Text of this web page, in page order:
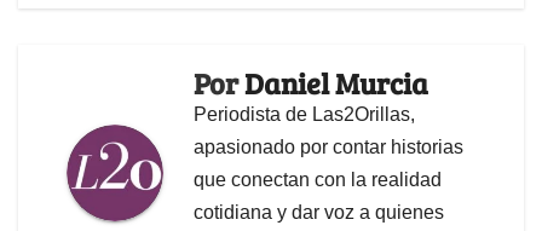
PorDaniel Murcia
Periodista de Las2Orillas,
apasionado por contar historias
que conectan con la realidad
cotidiana y dar voz a quienes